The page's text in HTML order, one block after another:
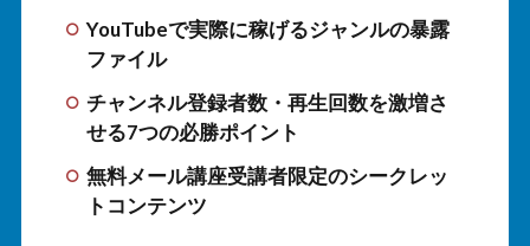
YouTubeで実際に稼げるジャンルの暴露
ファイル
チャンネル登録者数・再生回数を激増さ
せる7つの必勝ポイント
無料メール講座受講者限定のシークレッ
トコンテンツ